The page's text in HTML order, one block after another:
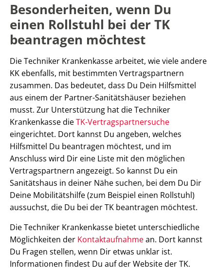
Besonderheiten, wenn Du
einen Rollstuhl bei der TK
beantragen möchtest
Die Techniker Krankenkasse arbeitet, wie viele andere
KK ebenfalls, mit bestimmten Vertragspartnern
zusammen. Das bedeutet, dass Du Dein Hilfsmittel
aus einem der Partner-Sanitätshäuser beziehen
musst. Zur Unterstützung hat die Techniker
Krankenkasse dieTK-Vertragspartnersuche
eingerichtet. Dort kannst Du angeben, welches
Hilfsmittel Du beantragen möchtest, und im
Anschluss wird Dir eine Liste mit den möglichen
Vertragspartnern angezeigt. So kannst Du ein
Sanitätshaus in deiner Nähe suchen, bei dem Du Dir
Deine Mobilitätshilfe (zum Beispiel einen Rollstuhl)
aussuchst, die Du bei der TK beantragen möchtest.
Die Techniker Krankenkasse bietet unterschiedliche
Möglichkeiten der Kontaktaufnahmean. Dort kannst
Du Fragen stellen, wenn Dir etwas unklar ist.
Informationen findest Du auf der Website der TK.